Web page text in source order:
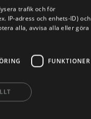
trafik och för
IP-adress och enhets-ID) och
alla, avvisa alla eller göra
FUNKTIONER